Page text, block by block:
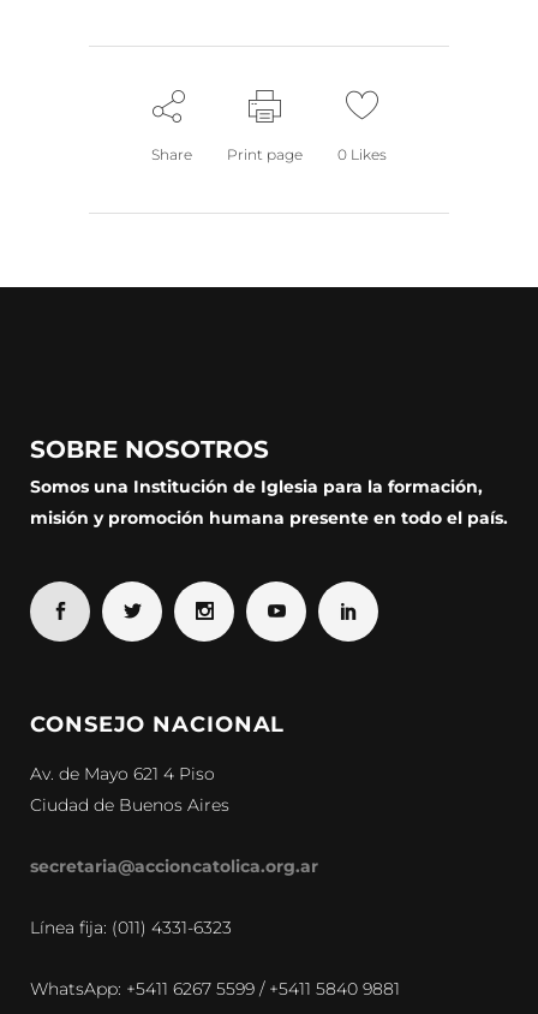
Share Print page 0 Likes
SOBRE NOSOTROS
Somos una Institución de Iglesia para la formación,
misión y promoción humana presente en todo el país.
CONSEJO NACIONAL
Av. de Mayo 621 4 Piso
Ciudad de Buenos Aires
secretaria@accioncatolica.org.ar
Línea fija: (011) 4331-6323
WhatsApp: +5411 6267 5599 / +5411 5840 9881